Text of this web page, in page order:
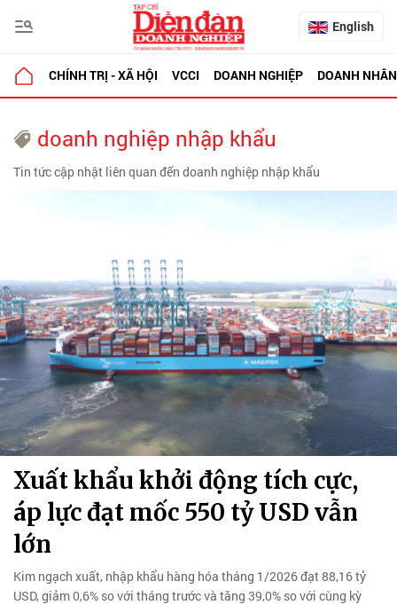
English
CHÍNH TRỊ - XÃ HỘI VCCI DOANH NGHIỆP DOANH NHÂN
doanh nghiệp nhập khẩu
Tin tức cập nhật liên quan đến doanh nghiệp nhập khẩu
Xuất khẩu khởi động tích cực,
áp lực đạt mốc 550 tỷ USD vẫn
lớn
Kim ngạch xuất, nhập khẩu hàng hóa tháng 1/2026 đạt 88,16 tỷ
USD, giảm 0,6% so với tháng trước và tăng 39,0% so với cùng kỳ